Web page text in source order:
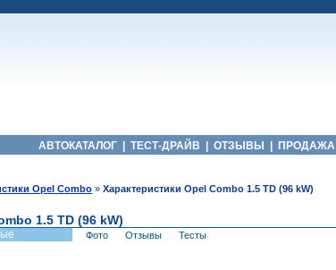
АВТОКАТАЛОГ ТЕСТ-ДРАЙВ ОТЗЫВЫ ПРОДАЖА
Opel Combo »Характеристики Opel Combo 1.5 TD (96 kW)
1.5 TD (96 kW)
Фото Отзывы Тесты